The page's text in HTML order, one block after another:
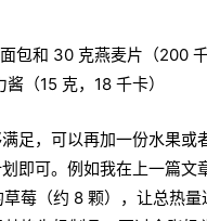
包和 30 克燕麦片（200
（15 克，18 千卡）
足，可以再加一份水果或
即可。例如我在上一篇文
莓（约 8 颗），让总热